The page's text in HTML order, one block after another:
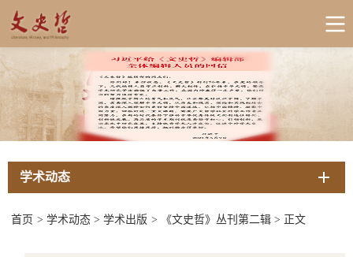
学术动态
首页 > 学术动态 > 学术出版 > 《文史哲》丛刊第二辑 > 正文